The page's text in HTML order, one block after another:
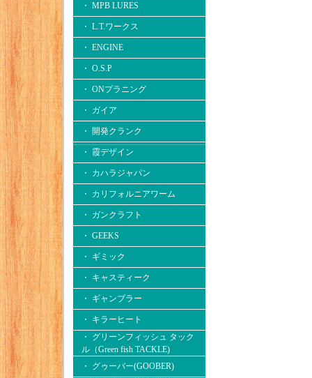
・ MPB LURES
・ L.T.ワークス
・ ENGINE
・ O.S.P
・ ONプラニング
・ ガイア
・ 開発クランク
・ 霞デザイン
・ カハラジャパン
・ カリフォルニアワーム
・ ガンクラフト
・ GEEKS
・ ギミック
・ キャスティーク
・ ギャンブラー
・ キラーヒート
・ グリーンフィッシュ タック
ル（Green fish TACKLE)
・ グゥーバー(GOOBER)